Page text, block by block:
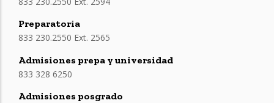
Preparatoria
833 230.2550 Ext. 2565
Admisiones prepa y universidad
833 328 6250
Admisiones posgrado